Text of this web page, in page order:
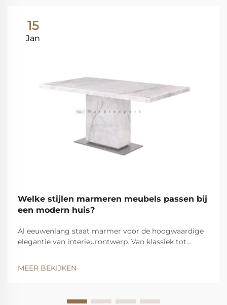
15
Jan
Welke stijlen marmeren meubels passen bij
een modern huis?
Al eeuwenlang staat marmer voor de hoogwaardige
elegantie van interieurontwerp. Van klassiek tot
we meubels van marmer die het beste van de oude
MEER BEKIJKEN